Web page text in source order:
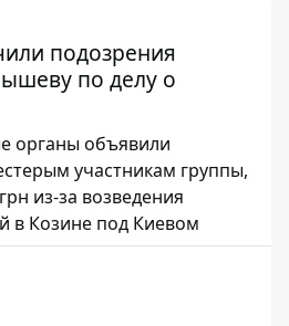
подозрения
по делу о
органы объявили
участникам группы,
из-за возведения
в Козине под Киевом